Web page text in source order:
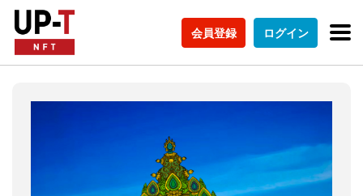
会員登録 ログイン